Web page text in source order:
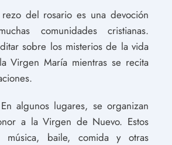
del rosario es una devoción
comunidades cristianas.
sobre los misterios de la vida
Virgen María mientras se recita
En algunos lugares, se organizan
a la Virgen de Nuevo. Estos
música, baile, comida y otras